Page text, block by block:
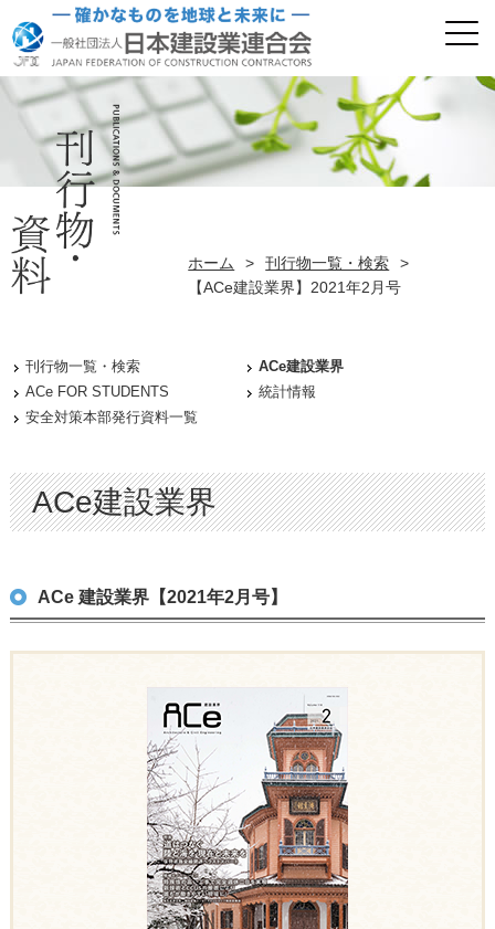
ホーム > 刊行物一覧・検索
>
【ACe建設業界】2021年2月号
ACe建設業界
ACe 建設業界【2021年2月号】
刊行物一覧・検索
ACe建設業界
ACe FOR STUDENTS
統計情報
安全対策本部発行資料一覧